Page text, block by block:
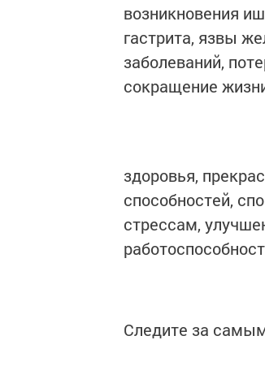
возникновения
гастрита, язвы
заболеваний,
сокращение
здоровья,
способностей,
стрессам,
Следите за